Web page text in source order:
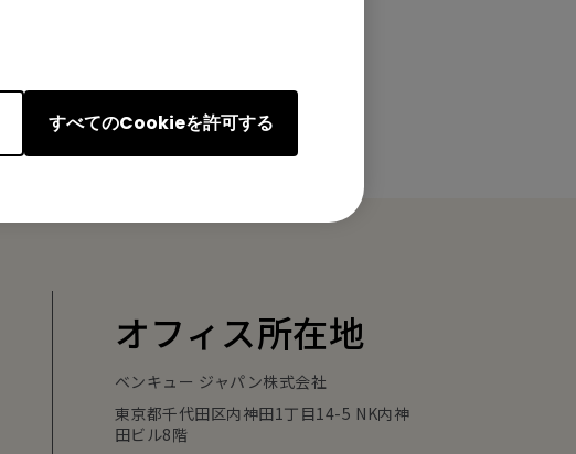
すべてのCookieを許可する
オフィス所在地
ベンキュー ジャパン株式会社
東京都千代田区内神田1丁目14-5 NK内神
田ビル8階